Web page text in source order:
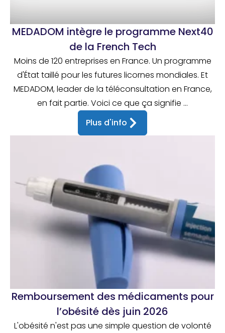
MEDADOM intègre le programme Next40
de la French Tech
Moins de 120 entreprises en France. Un programme
d'État taillé pour les futures licornes mondiales. Et
MEDADOM, leader de la téléconsultation en France,
en fait partie. Voici ce que ça signifie ...
Plus d'info
Remboursement des médicaments pour
l’obésité dès juin 2026
L'obésité n'est pas une simple question de volonté